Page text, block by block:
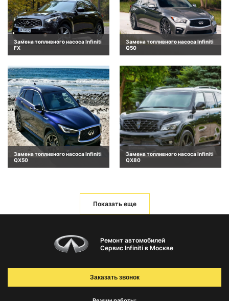
Замена топливного насоса Infiniti
FX
Замена топливного насоса Infiniti
Q50
Замена топливного насоса Infiniti
QX50
Замена топливного насоса Infiniti
QX80
Показать еще
Ремонт автомобилей
Сервис Infiniti в Москве
Заказать звонок